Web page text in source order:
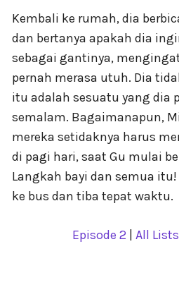
Kembali ke rumah, dia
dan bertanya apakah dia
sebagai gantinya,
pernah merasa utuh. Dia
itu adalah sesuatu yang dia
semalam. Bagaimanapun,
mereka setidaknya harus
di pagi hari, saat Gu mulai
Langkah bayi dan semua
ke bus dan tiba tepat waktu.
Episode 2 All Lists